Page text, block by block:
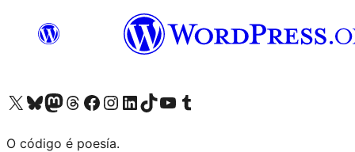
Visita la cuenta de X (anteriormente Twitter)
Visita a nosa conta de Bluesky
Visita a nosa conta de Mastodon
Visita a nosa conta de Threads
Visita a nosa páxina de Facebook
Visita a nosa conta de Instagram
Visita a nosa conta de LinkedIn
Visita a nosa conta de TikTok
Visita a nosa canle de YouTube
Visita a nosa conta de Tumblr
O código é poesía.